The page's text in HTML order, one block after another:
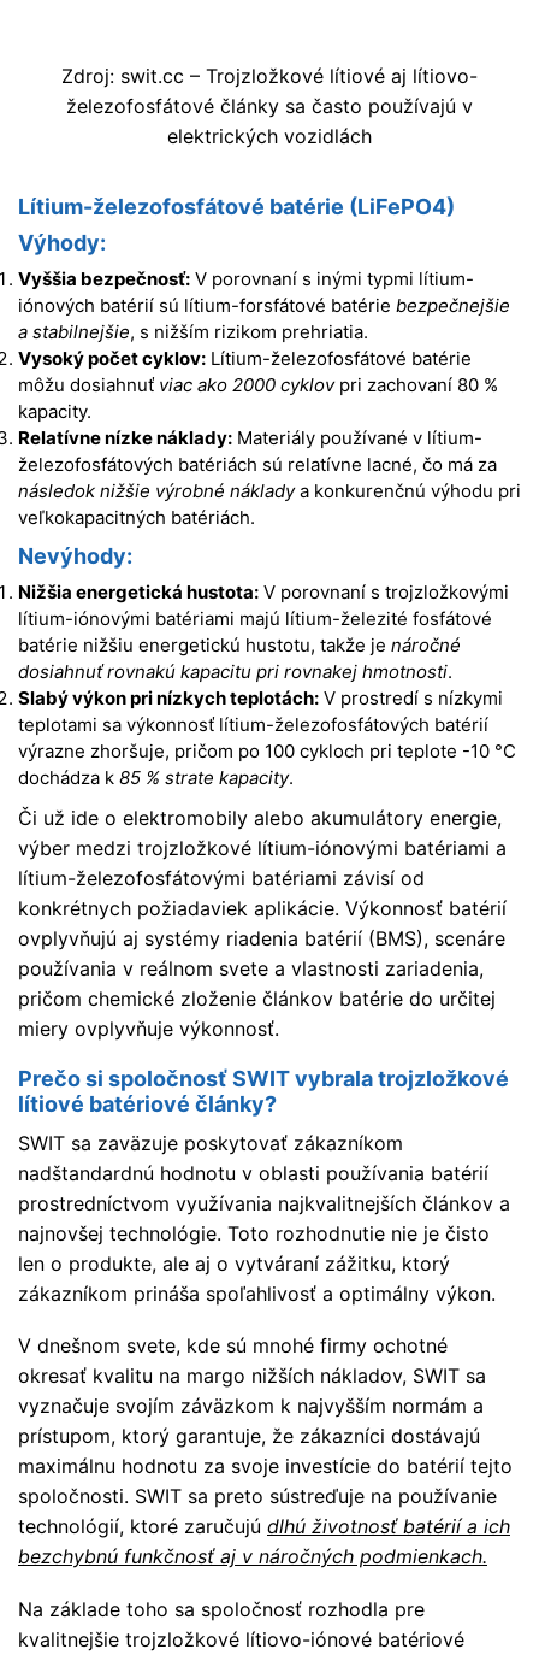
Zdroj: swit.cc – Trojzložkové lítiové aj lítiovo-
železofosfátové články sa často používajú v
elektrických vozidlách
Lítium-železofosfátové batérie (LiFePO4)
Výhody:
Vyššia bezpečnosť: V porovnaní s inými typmi lítium-
iónových batérií sú lítium-forsfátové batérie bezpečnejšie
a stabilnejšie, s nižším rizikom prehriatia.
Vysoký počet cyklov: Lítium-železofosfátové batérie
môžu dosiahnuť viac ako 2000 cyklovpri zachovaní 80 %
kapacity.
Relatívne nízke náklady: Materiály používané v lítium-
železofosfátových batériách sú relatívne lacné, čo má za
následok nižšie výrobné nákladya konkurenčnú výhodu pri
veľkokapacitných batériách.
Nevýhody:
Nižšia energetická hustota: V porovnaní s trojzložkovými
lítium-iónovými batériami majú lítium-železité fosfátové
batérie nižšiu energetickú hustotu, takže je náročné
dosiahnuť rovnakú kapacitu pri rovnakej hmotnosti.
Slabý výkon pri nízkych teplotách: V prostredí s nízkymi
teplotami sa výkonnosť lítium-železofosfátových batérií
výrazne zhoršuje, pričom po 100 cykloch pri teplote -10 °C
dochádza k 85 % strate kapacity.
Či už ide o elektromobily alebo akumulátory energie,
výber medzi trojzložkové lítium-iónovými batériami a
lítium-železofosfátovými batériami závisí od
konkrétnych požiadaviek aplikácie. Výkonnosť batérií
ovplyvňujú aj systémy riadenia batérií (BMS), scenáre
používania v reálnom svete a vlastnosti zariadenia,
pričom chemické zloženie článkov batérie do určitej
miery ovplyvňuje výkonnosť.
Prečo si spoločnosť SWIT vybrala trojzložkové
lítiové batériové články?
SWIT sa zaväzuje poskytovať zákazníkom
nadštandardnú hodnotu v oblasti používania batérií
prostredníctvom využívania najkvalitnejších článkov a
najnovšej technológie. Toto rozhodnutie nie je čisto
len o produkte, ale aj o vytváraní zážitku, ktorý
zákazníkom prináša spoľahlivosť a optimálny výkon.
V dnešnom svete, kde sú mnohé firmy ochotné
okresať kvalitu na margo nižších nákladov, SWIT sa
vyznačuje svojím záväzkom k najvyšším normám a
prístupom, ktorý garantuje, že zákazníci dostávajú
maximálnu hodnotu za svoje investície do batérií tejto
spoločnosti. SWIT sa preto sústreďuje na používanie
technológií, ktoré zaručujú dlhú životnosť batérií a ich
bezchybnú funkčnosť aj v náročných podmienkach.
Na základe toho sa spoločnosť rozhodla pre
kvalitnejšie trojzložkové lítiovo-iónové batériové